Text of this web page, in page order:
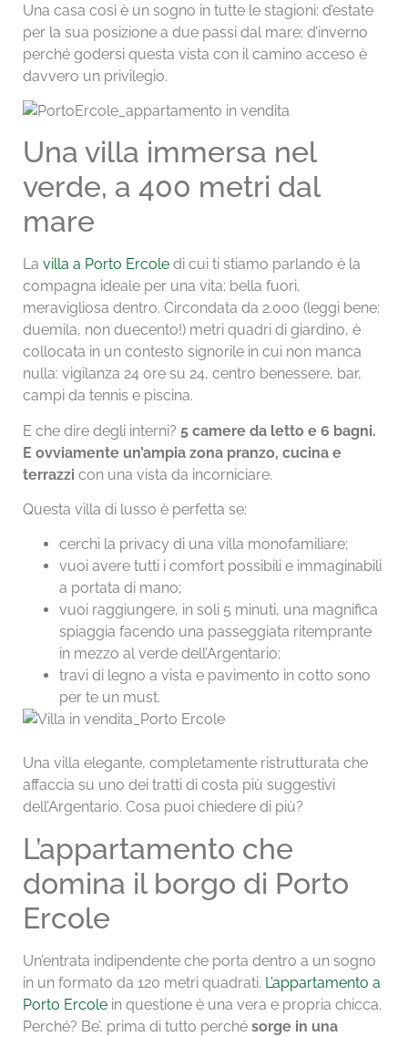
Una casa così è un sogno in tutte le stagioni: d’estate
per la sua posizione a due passi dal mare; d’inverno
perché godersi questa vista con il camino acceso è
davvero un privilegio.
Una villa immersa nel
verde, a 400 metri dal
mare
La villa a Porto Ercole di cui ti stiamo parlando è la
compagna ideale per una vita: bella fuori,
meravigliosa dentro. Circondata da 2.000 (leggi bene:
duemila, non duecento!) metri quadri di giardino, è
collocata in un contesto signorile in cui non manca
nulla: vigilanza 24 ore su 24, centro benessere, bar,
campi da tennis e piscina.
E che dire degli interni? 5 camere da letto e 6 bagni.
E ovviamente un’ampia zona pranzo, cucina e
terrazzi con una vista da incorniciare.
Questa villa di lusso è perfetta se:
cerchi la privacy di una villa monofamiliare;
vuoi avere tutti i comfort possibili e immaginabili
a portata di mano;
vuoi raggiungere, in soli 5 minuti, una magnifica
spiaggia facendo una passeggiata ritemprante
in mezzo al verde dell’Argentario;
travi di legno a vista e pavimento in cotto sono
per te un must.
Una villa elegante, completamente ristrutturata che
affaccia su uno dei tratti di costa più suggestivi
dell’Argentario. Cosa puoi chiedere di più?
L’appartamento che
domina il borgo di Porto
Ercole
Un’entrata indipendente che porta dentro a un sogno
in un formato da 120 metri quadrati. L’appartamento a
Porto Ercole in questione è una vera e propria chicca.
Perché? Be’, prima di tutto perché sorge in una